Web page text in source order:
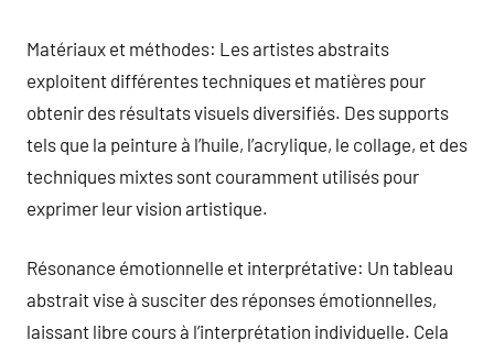
Matériaux et méthodes: Les artistes abstraits
exploitent différentes techniques et matières pour
obtenir des résultats visuels diversifiés. Des supports
tels que la peinture à l’huile, l’acrylique, le collage, et des
techniques mixtes sont couramment utilisés pour
exprimer leur vision artistique.
Résonance émotionnelle et interprétative: Un tableau
abstrait vise à susciter des réponses émotionnelles,
laissant libre cours à l’interprétation individuelle. Cela